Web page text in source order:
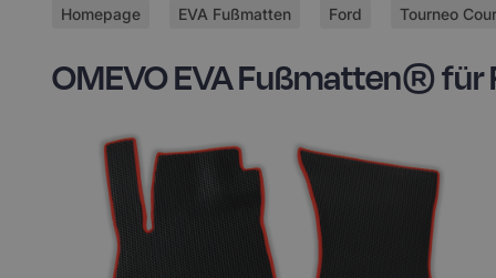
Homepage EVA Fußmatten Ford Tourneo
OMEVO EVA Fußmatten® für